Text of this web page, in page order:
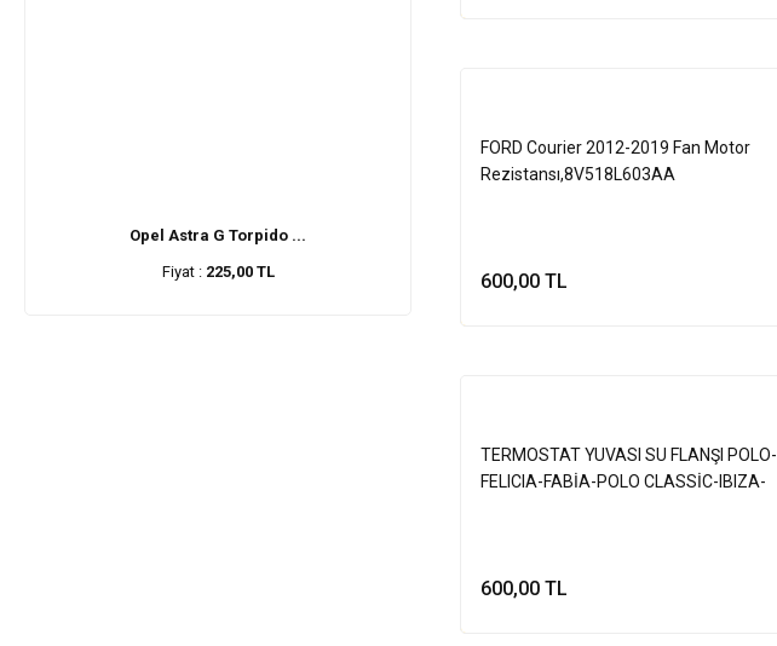
Opel Astra G Torpido ...
Fiyat : 225,00 TL
FORD Courier 2012-2019 Fan Motor
Rezistansı,8V518L603AA
600,00 TL
TERMOSTAT YUVASI SU FLANŞI POLO-
FELICIA-FABİA-POLO CLASSİC-IBIZA-
600,00 TL